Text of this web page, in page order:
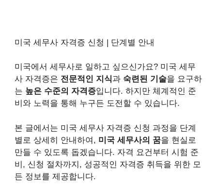
미국 세무사 자격증 신청 | 단계별 안내
미국에서 세무사로 일하고 싶으신가요? 미국 세무
사 자격증은 전문적인 지식과 숙련된 기술을 요구하
는 높은 수준의 자격증입니다. 하지만 체계적인 준
비와 노력을 통해 누구든 도전할 수 있습니다.
본 글에서는 미국 세무사 자격증 신청 과정을 단계
별로 상세히 안내하여, 미국 세무사의 꿈을 현실로
만들 수 있도록 돕겠습니다. 자격 요건부터 시험 준
비, 신청 절차까지, 성공적인 자격증 취득을 위한 모
든 정보를 제공합니다.